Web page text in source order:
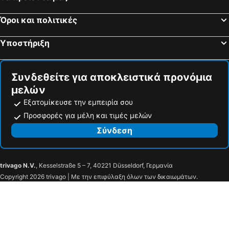
Hotel Le Fioriere
Casa Pendola
Hotel Gentile
Laqua by the Sea
Aversa, pet friendly hotels
Calvizzano, pet friendly hotels
Bacoli, pet friendly hotels
Gragnano, pet friendly hotels
Όροι και πολιτικές
Υποστήριξη
Συνδεθείτε για αποκλειστικά προνόμια
μελών
Εξατομίκευσε την εμπειρία σου
Προσφορές για μέλη και τιμές μελών
Σύνδεση
trivago N.V., Kesselstraße 5 – 7, 40221 Düsseldorf, Γερμανία
Copyright 2026 trivago | Με την επιφύλαξη όλων των δικαιωμάτων.